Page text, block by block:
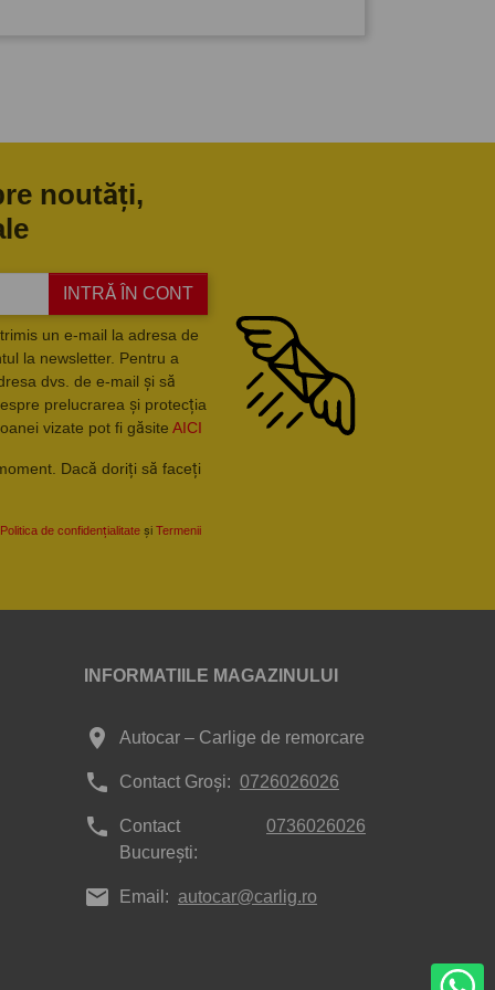
noutăți,
INTRĂ ÎN CONT
un e-mail la adresa de
la newsletter. Pentru a
dvs. de e-mail și să
prelucrarea și protecția
vizate pot fi găsite AICI
Dacă doriți să faceți
Politica de confidențialitate și Termenii
INFORMATIILE MAGAZINULUI
place Autocar – Carlige de remorcare
phone Contact Groși: 0726026026
phone
Contact
București:
0736026026
mail Email: autocar@carlig.ro